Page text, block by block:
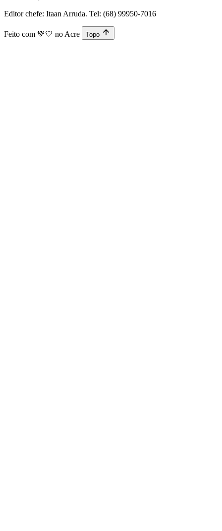
Editor chefe: Itaan Arruda. Tel: (68) 99950-7016
Feito com 💚💛 no Acre Topo